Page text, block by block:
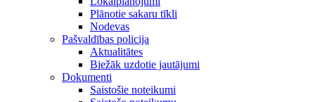
Plānotie sakaru tīkli
Nodevas
Pašvaldības policija
Aktualitātes
Biežāk uzdotie jautājumi
Dokumenti
Saistošie noteikumi